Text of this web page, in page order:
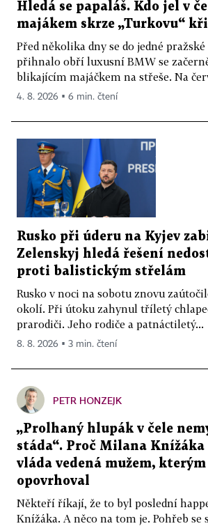
Hledá se papaláš. Kdo jel v
majákem skrze „Turkovu“
Před několika dny se do jedné
přihnalo obří luxusní BMW se
blikajícím majáčkem na střeše. Na
4. 8. 2026 ▪ 6 min. čtení
Rusko při úderu na Kyjev
Zelenskyj hledá řešení
proti balistickým střelám
Rusko v noci na sobotu znovu
okolí. Při útoku zahynul tříletý
prarodiči. Jeho rodiče a patnáctiletý...
8. 8. 2026 ▪ 3 min. čtení
PETR HONZEJK
„Prolhaný hlupák v čele
stáda“. Proč Milana Knížáka
vláda vedená mužem,
opovrhoval
Někteří říkají, že to byl poslední
Knížáka. A něco na tom je. Pohřeb